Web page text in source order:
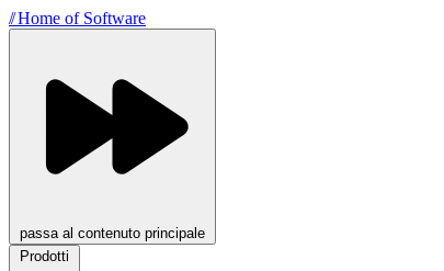
//Home of Software
passa al contenuto principale
Prodotti